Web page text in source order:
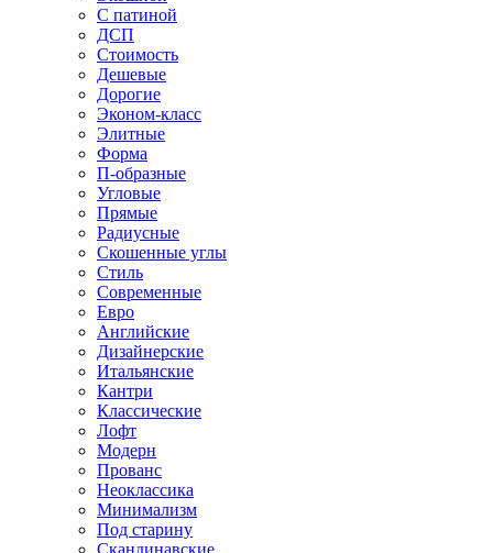
С патиной
ДСП
Стоимость
Дешевые
Дорогие
Эконом-класс
Элитные
Форма
П-образные
Угловые
Прямые
Радиусные
Скошенные углы
Стиль
Современные
Евро
Английские
Дизайнерские
Итальянские
Кантри
Классические
Лофт
Модерн
Прованс
Неоклассика
Минимализм
Под старину
Скандинавские